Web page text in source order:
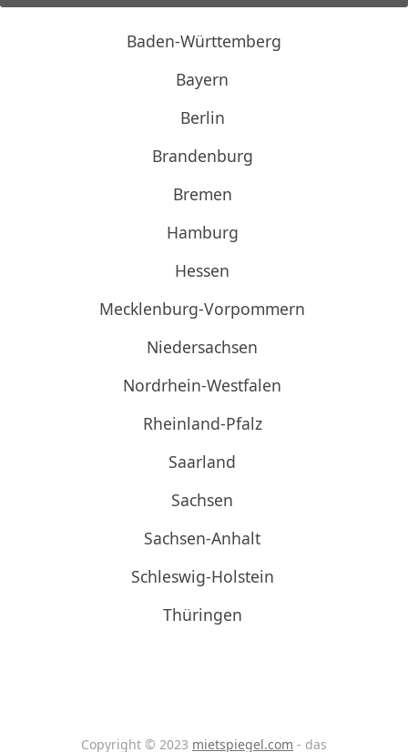
Baden-Württemberg
Bayern
Berlin
Brandenburg
Bremen
Hamburg
Hessen
Mecklenburg-Vorpommern
Niedersachsen
Nordrhein-Westfalen
Rheinland-Pfalz
Saarland
Sachsen
Sachsen-Anhalt
Schleswig-Holstein
Thüringen
Copyright © 2023 mietspiegel.com - das